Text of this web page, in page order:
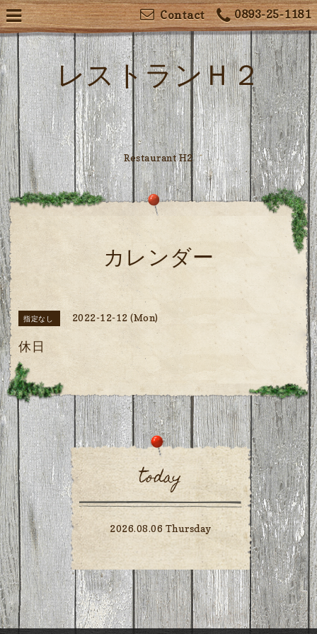
0893-25-1181
Contact
レストランＨ２
Restaurant H2
カレンダー
指定なし 2022-12-12 (Mon)
休日
today
2026.08.06 Thursday